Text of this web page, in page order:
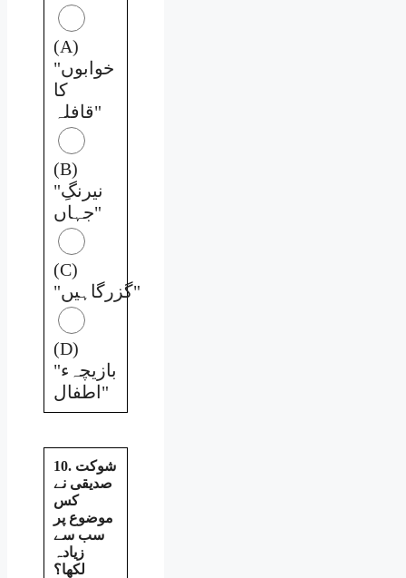
(A)
"خوابوں
کا
قافلہ"
(B)
"نیرنگِ
جہاں"
(C)
"گزرگاہیں"
(D)
"بازیچہء
اطفال"
10. شوکت
صدیقی نے
کس
موضوع پر
سب سے
زیادہ
لکھا؟